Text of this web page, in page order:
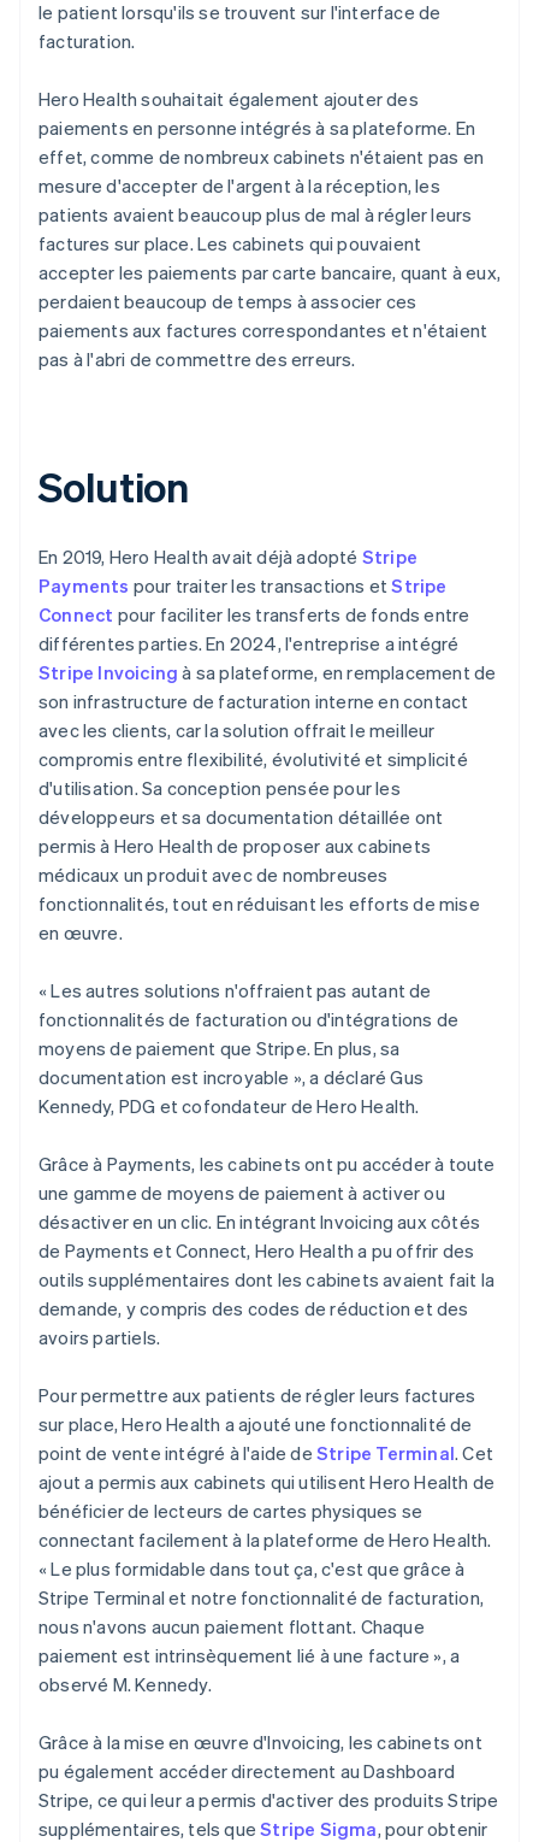
le patient lorsqu'ils se trouvent sur l'interface de
facturation.
Hero Health souhaitait également ajouter des
paiements en personne intégrés à sa plateforme. En
effet, comme de nombreux cabinets n'étaient pas en
mesure d'accepter de l'argent à la réception, les
patients avaient beaucoup plus de mal à régler leurs
factures sur place. Les cabinets qui pouvaient
accepter les paiements par carte bancaire, quant à eux,
perdaient beaucoup de temps à associer ces
paiements aux factures correspondantes et n'étaient
pas à l'abri de commettre des erreurs.
Solution
En 2019, Hero Health avait déjà adopté Stripe
Payments pour traiter les transactions etStripe
Connect pour faciliter les transferts de fonds entre
différentes parties. En 2024, l'entreprise a intégré
Stripe Invoicing à sa plateforme, en remplacement de
son infrastructure de facturation interne en contact
avec les clients, car la solution offrait le meilleur
compromis entre flexibilité, évolutivité et simplicité
d'utilisation. Sa conception pensée pour les
développeurs et sa documentation détaillée ont
permis à Hero Health de proposer aux cabinets
médicaux un produit avec de nombreuses
fonctionnalités, tout en réduisant les efforts de mise
en œuvre.
« Les autres solutions n'offraient pas autant de
fonctionnalités de facturation ou d'intégrations de
moyens de paiement que Stripe. En plus, sa
documentation est incroyable », a déclaré Gus
Kennedy, PDG et cofondateur de Hero Health.
Grâce à Payments, les cabinets ont pu accéder à toute
une gamme de moyens de paiement à activer ou
désactiver en un clic. En intégrant Invoicing aux côtés
de Payments et Connect, Hero Health a pu offrir des
outils supplémentaires dont les cabinets avaient fait la
demande, y compris des codes de réduction et des
avoirs partiels.
Pour permettre aux patients de régler leurs factures
sur place, Hero Health a ajouté une fonctionnalité de
point de vente intégré à l'aide de Stripe Terminal. Cet
ajout a permis aux cabinets qui utilisent Hero Health de
bénéficier de lecteurs de cartes physiques se
connectant facilement à la plateforme de Hero Health.
« Le plus formidable dans tout ça, c'est que grâce à
Stripe Terminal et notre fonctionnalité de facturation,
nous n'avons aucun paiement flottant. Chaque
paiement est intrinsèquement lié à une facture », a
observé M. Kennedy.
Grâce à la mise en œuvre d'Invoicing, les cabinets ont
pu également accéder directement au Dashboard
Stripe, ce qui leur a permis d'activer des produits Stripe
supplémentaires, tels queStripe Sigma, pour obtenir